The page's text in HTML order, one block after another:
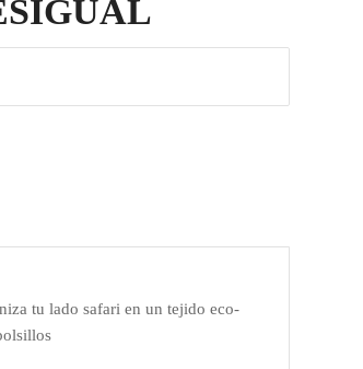
tu lado safari en un tejido eco-